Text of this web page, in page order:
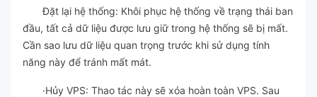
Đặt lại hệ thống: Khôi phục hệ thống về trạng thái ban
đầu, tất cả dữ liệu được lưu giữ trong hệ thống sẽ bị mất.
Cần sao lưu dữ liệu quan trọng trước khi sử dụng tính
năng này để tránh mất mát.
·Hủy VPS: Thao tác này sẽ xóa hoàn toàn VPS. Sau